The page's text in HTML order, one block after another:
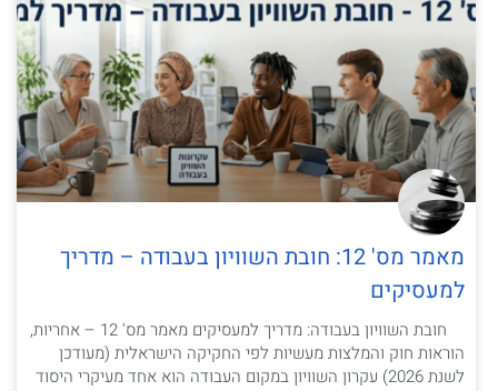
מאמר מס' 12: חובת השוויון בעבודה – מדריך
למעסיקים
חובת השוויון בעבודה: מדריך למעסיקים מאמר מס' 12 – אחריות,
הוראות חוק והמלצות מעשיות לפי החקיקה הישראלית (מעודכן
לשנת 2026) עקרון השוויון במקום העבודה הוא אחד מעיקרי היסוד